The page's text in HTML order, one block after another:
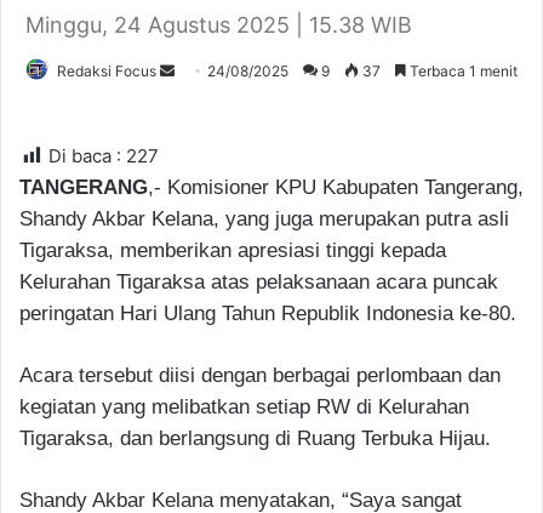
Minggu, 24 Agustus 2025 | 15.38 WIB
Redaksi Focus
a
n
e
m
a
24/08/2025 9 37 Terbaca 1 menit
Di baca : 227
TANGERANG,- Komisioner KPU Kabupaten Tangerang,
Shandy Akbar Kelana, yang juga merupakan putra asli
Tigaraksa, memberikan apresiasi tinggi kepada
Kelurahan Tigaraksa atas pelaksanaan acara puncak
peringatan Hari Ulang Tahun Republik Indonesia ke-80.
Acara tersebut diisi dengan berbagai perlombaan dan
kegiatan yang melibatkan setiap RW di Kelurahan
Tigaraksa, dan berlangsung di Ruang Terbuka Hijau.
Shandy Akbar Kelana menyatakan, “Saya sangat